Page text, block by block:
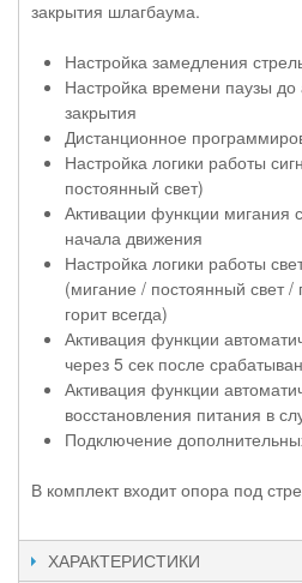
закрытия шлагбаума.
Настройка замедления
Настройка времени паузы до
закрытия
Дистанционное
Настройка логики работы
постоянный свет)
Активации функции мигания
начала движения
Настройка логики работы
(мигание / постоянный свет /
горит всегда)
Активация функции
через 5 сек после
Активация функции
восстановления питания в
Подключение
В комплект входит опора под
ХАРАКТЕРИСТИКИ